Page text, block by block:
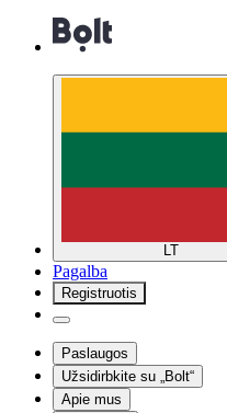
LT
Pagalba
Registruotis
Paslaugos
Užsidirbkite su „Bolt“
Apie mus